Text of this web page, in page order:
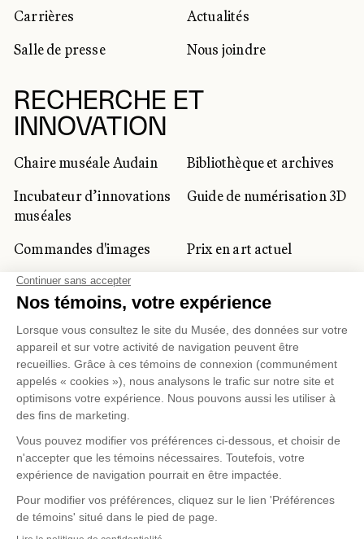
Carrières
Actualités
Salle de presse
Nous joindre
RECHERCHE ET
INNOVATION
Chaire muséale Audain
Bibliothèque et archives
Incubateur d’innovations
muséales
Guide de numérisation 3D
Commandes d'images
Prix en art actuel
Prix Lynne-Cohen
CLIENTÈLE CORPORATIVE
ET PRIVÉE
Location d'espaces
Activités corporatives
professionnels du
tourisme
Gestion des témoinsPolitique de confidentialité
Conditions d'utilisation Politique d'achat en ligne